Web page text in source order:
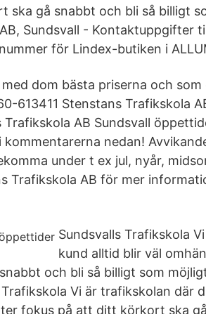
gå snabbt och bli så billigt
Sundsvall - Kontaktuppgifter
för Lindex-butiken i
med dom bästa priserna och
613411 Stenstans Trafikskola
AB Sundsvall
nedan!
under t ex jul, nyår,
Trafikskola AB för mer
Sundsvalls Trafikskola
kund alltid blir väl
och bli så billigt som
Vi är trafikskolan där
fokus på att ditt körkort ska